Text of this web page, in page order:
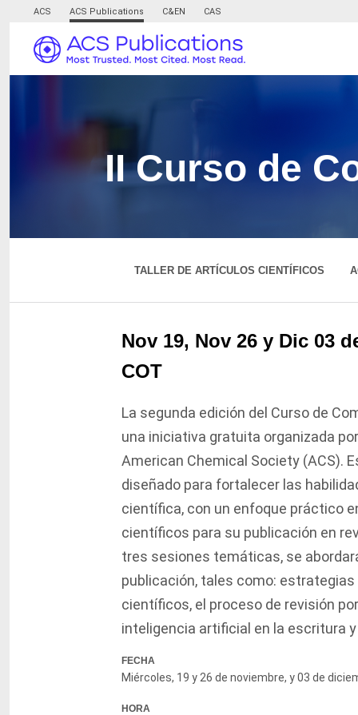
ACS ACS Publications C&EN CAS
II Curso de
TALLER DE ARTÍCULOS CIENTÍFICOS
Nov 19, Nov 26 y Dic 03
COT
La segunda edición del Curso de
una iniciativa gratuita organizada
American Chemical Society (ACS).
diseñado para fortalecer las
científica, con un enfoque práctico
científicos para su publicación en
tres sesiones temáticas, se
publicación, tales como:
científicos, el proceso de revisión
inteligencia artificial en la escritura
FECHA
Miércoles, 19 y 26 de noviembre, y 03 de
HORA